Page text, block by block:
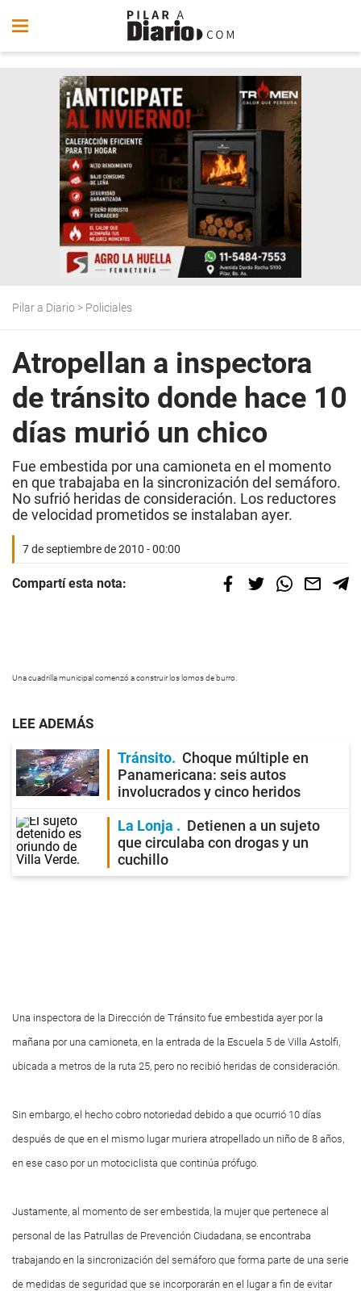
Pilar a Diario > Policiales
Atropellan a inspectora
de tránsito donde hace 10
días murió un chico
Fue embestida por una camioneta en el momento
en que trabajaba en la sincronización del semáforo.
No sufrió heridas de consideración. Los reductores
de velocidad prometidos se instalaban ayer.
7 de septiembre de 2010 - 00:00
Compartí esta nota:
Una cuadrilla municipal comenzó a construir los lomos de burro.
LEE ADEMÁS
Tránsito
Choque múltiple en
Panamericana: seis autos
involucrados y cinco heridos
La Lonja
Detienen a un sujeto
que circulaba con drogas y un
cuchillo
Una inspectora de la Dirección de Tránsito fue embestida ayer por la
mañana por una camioneta, en la entrada de la Escuela 5 de Villa Astolfi,
ubicada a metros de la ruta 25, pero no recibió heridas de consideración.
Sin embargo, el hecho cobro notoriedad debido a que ocurrió 10 días
después de que en el mismo lugar muriera atropellado un niño de 8 años,
en ese caso por un motociclista que continúa prófugo.
Justamente, al momento de ser embestida, la mujer que pertenece al
personal de las Patrullas de Prevención Ciudadana, se encontraba
trabajando en la sincronización del semáforo que forma parte de una serie
de medidas de seguridad que se incorporarán en el lugar a fin de evitar